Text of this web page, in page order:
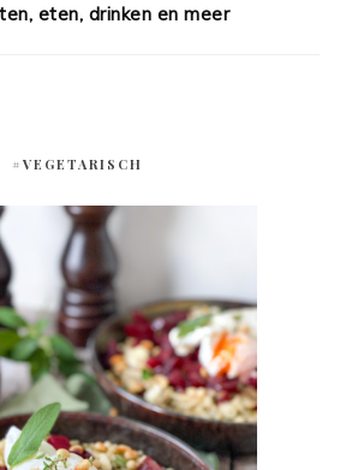
eten, drinken en meer
#VEGETARISCH